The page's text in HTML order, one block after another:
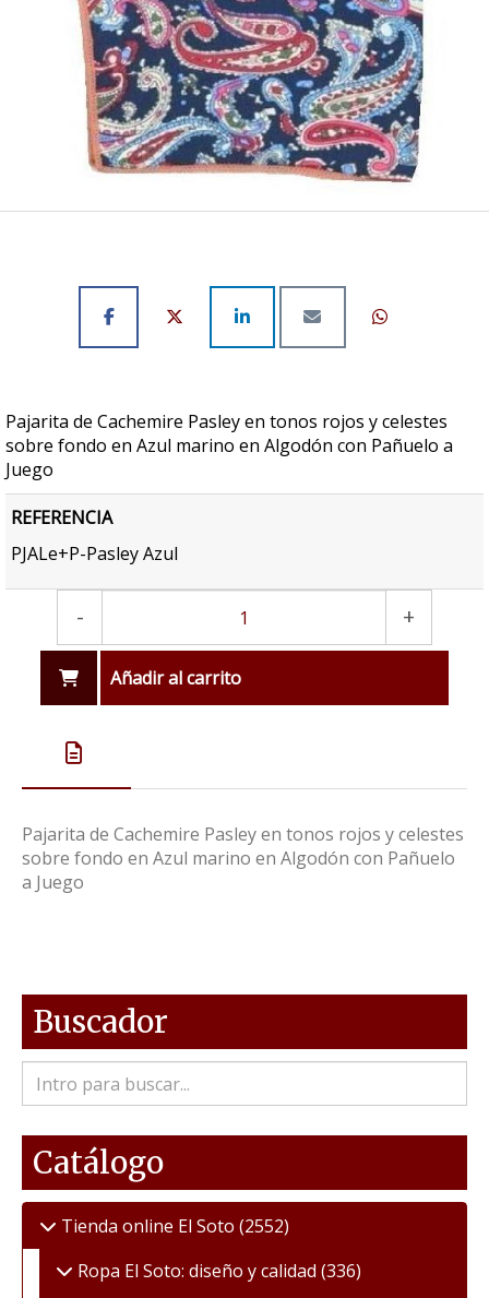
Pajarita de Cachemire Pasley en tonos rojos y celestes
sobre fondo en Azul marino en Algodón con Pañuelo a
Juego
REFERENCIA
PJALe+P-Pasley Azul
- +
Añadir al carrito
Pajarita de Cachemire Pasley en tonos rojos y celestes
sobre fondo en Azul marino en Algodón con Pañuelo
a Juego
Buscador
Catálogo
Tienda online El Soto (2552)
Ropa El Soto: diseño y calidad (336)